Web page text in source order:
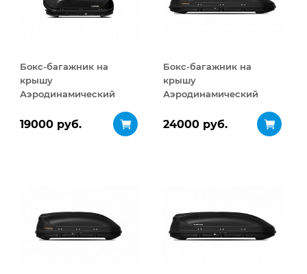
Бокс-багажник на
крышу
Аэродинамический
ДВУСТОРОННЕЕ
19000 руб.
Бокс-багажник на
крышу
Аэродинамический
24000 руб.